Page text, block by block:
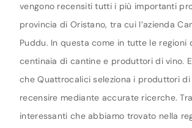
vengono recensiti tutti i più importanti
provincia di Oristano, tra cui l’azienda
Puddu. In questa come in tutte le regioni
centinaia di cantine e produttori di vino.
che Quattrocalici seleziona i produttori di
recensire mediante accurate ricerche.
interessanti che abbiamo trovato nella